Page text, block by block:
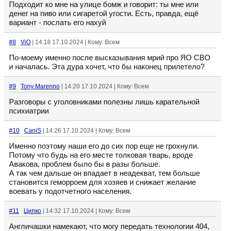
Подходит ко мне на улице бомж и говорит: ты мне или
денег на пиво или сигаретой угости. Есть, правда, ещё
вариант - послать его нахуй
#8 ViO | 14:18 17.10.2024 | Кому: Всем
По-моему именно после высказывания мрий про ЯО СВО
и началась. Эта дура хочет, что бы наконец прилетело?
#9 Tony Marenno | 14:20 17.10.2024 | Кому: Всем
Разговоры с уголовниками полезны лишь карательной
психиатрии
#10 CaniS | 14:26 17.10.2024 | Кому: Всем
Именно поэтому наши его до сих пор еще не грохнули.
Потому что будь на его месте толковая тварь, вроде
Авакова, проблем было бы в разы больше.
А так чем дальше он впадает в неадекват, тем больше
становится геморроем для хозяев и снижает желание
воевать у подотчетного населения.
#11 Ципко | 14:32 17.10.2024 | Кому: Всем
Англичашки намекают, что могу передать технологии 404,